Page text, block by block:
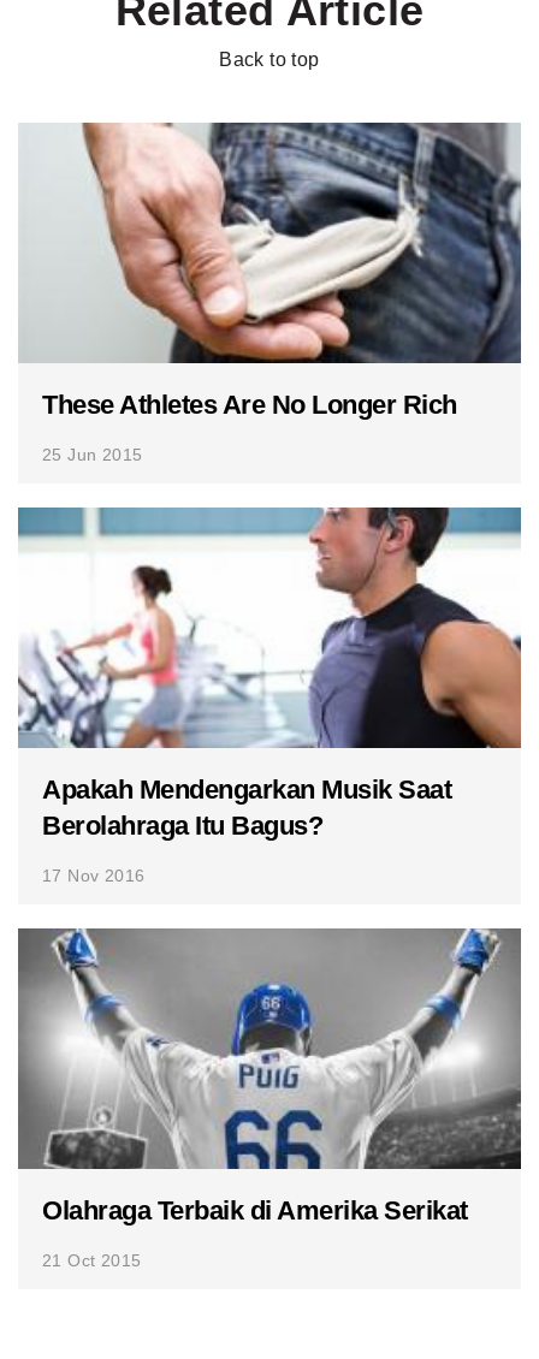
Related Article
Back to top
These Athletes Are No Longer Rich
25 Jun 2015
Apakah Mendengarkan Musik Saat
Berolahraga Itu Bagus?
17 Nov 2016
Olahraga Terbaik di Amerika Serikat
21 Oct 2015